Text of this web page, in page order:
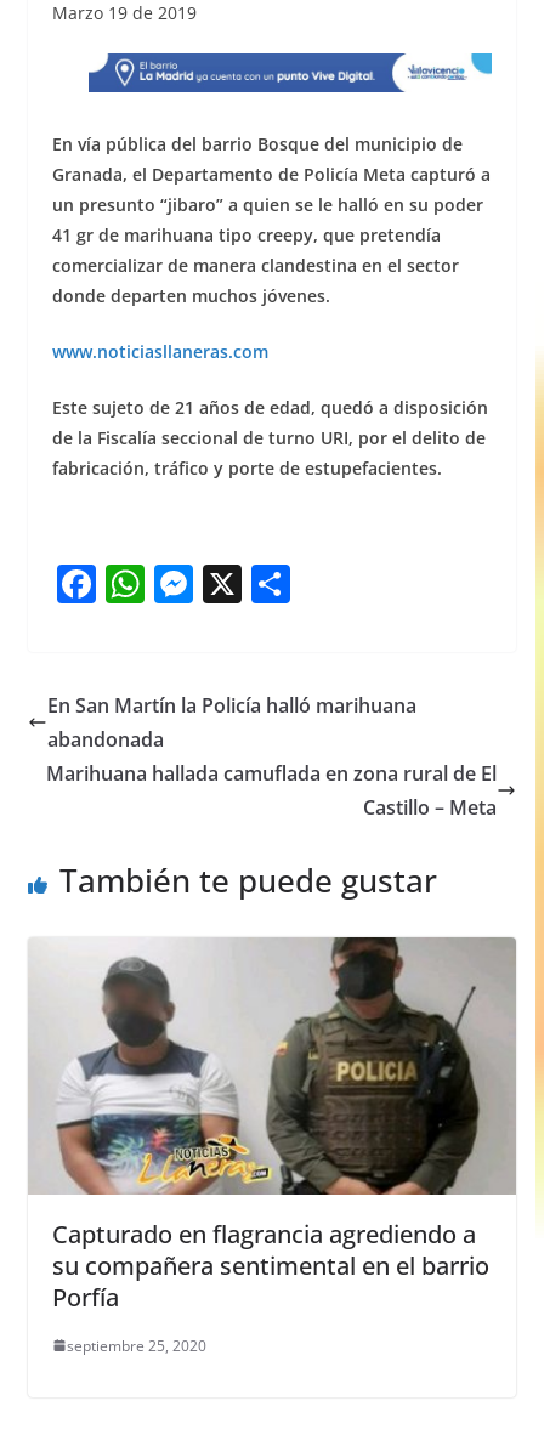
c
e
b
o
o
k
at
s
A
p
p
ss
e
n
g
er
e
Marzo 19 de 2019
En vía pública del barrio Bosque del municipio de
Granada, el Departamento de Policía Meta capturó a
un presunto “jibaro” a quien se le halló en su poder
41 gr de marihuana tipo creepy, que pretendía
comercializar de manera clandestina en el sector
donde departen muchos jóvenes.
www.noticiasllaneras.com
Este sujeto de 21 años de edad, quedó a disposición
de la Fiscalía seccional de turno URI, por el delito de
fabricación, tráfico y porte de estupefacientes.
F
e
b
o
W
s
A
p
M
e
g
X S
e
En San Martín la Policía halló marihuana
abandonada
Marihuana hallada camuflada en zona rural de El
Castillo – Meta
También te puede gustar
Capturado en flagrancia agrediendo a
su compañera sentimental en el barrio
Porfía
septiembre 25, 2020